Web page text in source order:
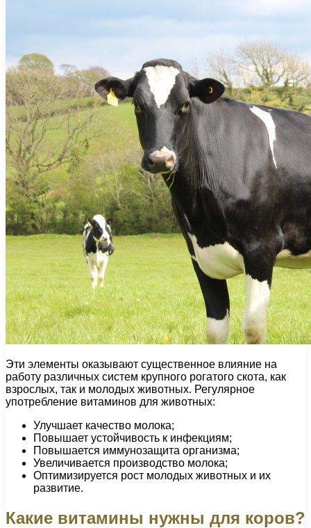
Эти элементы оказывают существенное влияние на
работу различных систем крупного рогатого скота, как
взрослых, так и молодых животных. Регулярное
употребление витаминов для животных:
Улучшает качество молока;
Повышает устойчивость к инфекциям;
Повышается иммунозащита организма;
Увеличивается производство молока;
Оптимизируется рост молодых животных и их
развитие.
Какие витамины нужны для коров?